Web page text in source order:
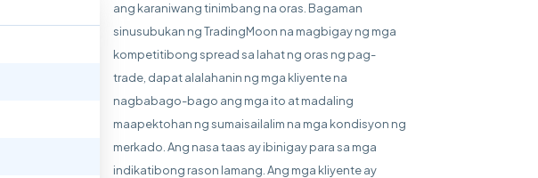
ang karaniwang tinimbang na oras. Bagaman
sinusubukan ng TradingMoon na magbigay ng mga
kompetitibong spread sa lahat ng oras ng pag-
trade, dapat alalahanin ng mga kliyente na
nagbabago-bago ang mga ito at madaling
maapektohan ng sumaisailalim na mga kondisyon ng
merkado. Ang nasa taas ay ibinigay para sa mga
indikatibong rason lamang. Ang mga kliyente ay